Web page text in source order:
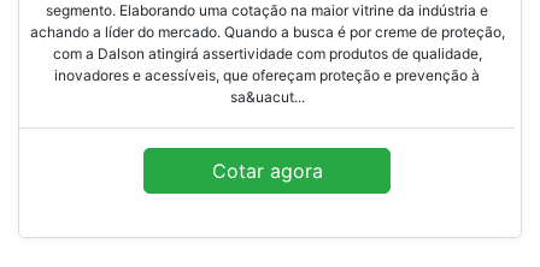
segmento. Elaborando uma cotação na maior vitrine da indústria e
achando a líder do mercado. Quando a busca é por creme de proteção,
com a Dalson atingirá assertividade com produtos de qualidade,
inovadores e acessíveis, que ofereçam proteção e prevenção à
sa&uacut...
Cotar agora